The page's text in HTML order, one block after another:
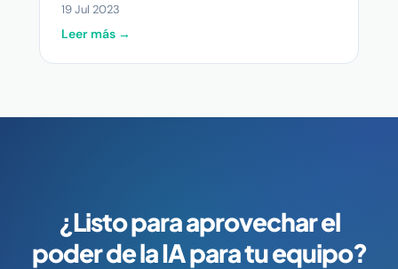
19 Jul 2023
Leer más →
¿Listo para aprovechar el
poder de la IA para tu equipo?